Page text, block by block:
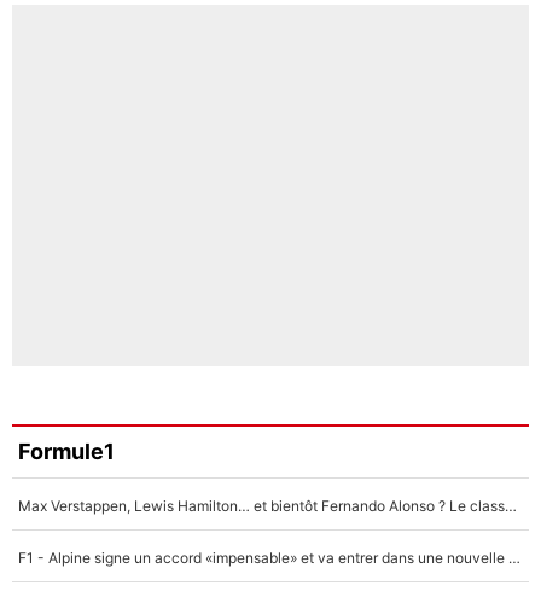
Formule1
Max Verstappen, Lewis Hamilton… et bientôt Fernando Alonso ? Le classement des pilotes les mieux payés en Formule 1 risque de changer !
F1 - Alpine signe un accord «impensable» et va entrer dans une nouvelle dimension : Grande nouvelle pour Pierre Gasly !